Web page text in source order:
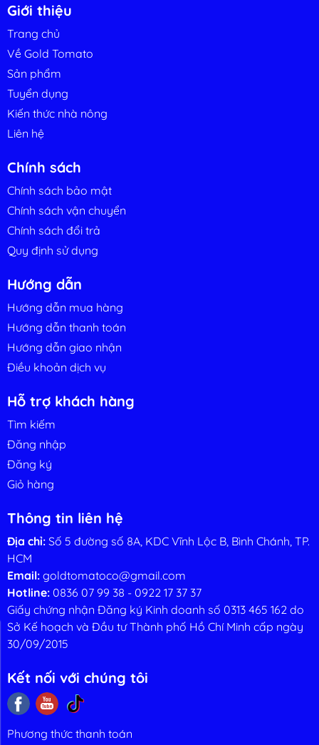
thức nhà
nông
Giới thiệu
Trang chủ
Về Gold Tomato
Sản phẩm
Tuyển dụng
Kiến thức nhà nông
Liên hệ
Chính sách
Chính sách bảo mật
Chính sách vận chuyển
Chính sách đổi trả
Quy định sử dụng
Hướng dẫn
Hướng dẫn mua hàng
Hướng dẫn thanh toán
Hướng dẫn giao nhận
Điều khoản dịch vụ
Hỗ trợ khách hàng
Tìm kiếm
Đăng nhập
Đăng ký
Giỏ hàng
Thông tin liên hệ
Địa chỉ: Số 5 đường số 8A, KDC Vĩnh Lộc B, Bình Chánh, TP.
HCM
Email: goldtomatoco@gmail.com
Hotline: 0836 07 99 38 - 0922 17 37 37
Giấy chứng nhận Đăng ký Kinh doanh số 0313 465 162 do
Sở Kế hoạch và Đầu tư Thành phố Hồ Chí Minh cấp ngày
30/09/2015
Kết nối với chúng tôi
Phương thức thanh toán